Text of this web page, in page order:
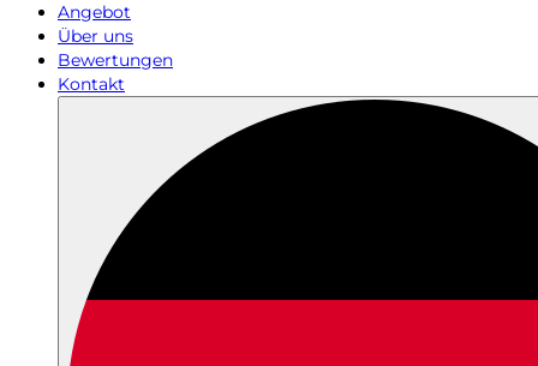
Angebot
Über uns
Bewertungen
Kontakt